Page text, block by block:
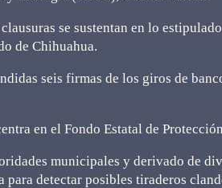
se sustentan en lo
de Chihuahua.
seis firmas de los giros de
en el Fondo Estatal de
municipales y derivado de
detectar posibles tiraderos